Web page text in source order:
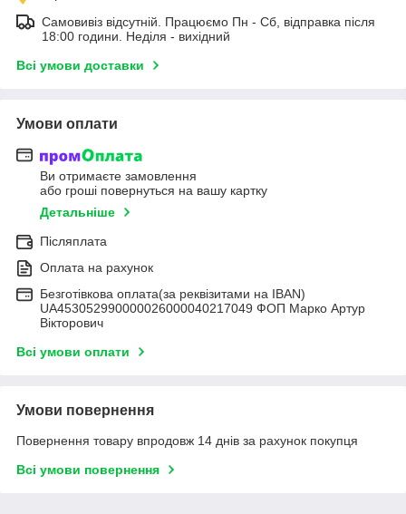
Самовивіз відсутній. Працюємо Пн - Сб, відправка після
18:00 години. Неділя - вихідний
Всі умови доставки
Умови оплати
Ви отримаєте замовлення
або гроші повернуться на вашу картку
Детальніше
Післяплата
Оплата на рахунок
Безготівкова оплата(за реквізитами на IBAN)
UA453052990000026000040217049 ФОП Марко Артур
Вікторович
Всі умови оплати
Умови повернення
Повернення товару впродовж 14 днів за рахунок покупця
Всі умови повернення